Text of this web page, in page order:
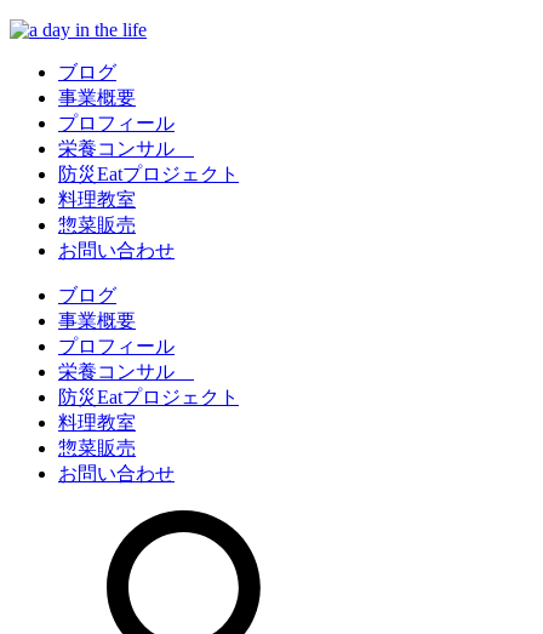
ブログ
事業概要
プロフィール
栄養コンサル
防災Eatプロジェクト
料理教室
惣菜販売
お問い合わせ
ブログ
事業概要
プロフィール
栄養コンサル
防災Eatプロジェクト
料理教室
惣菜販売
お問い合わせ